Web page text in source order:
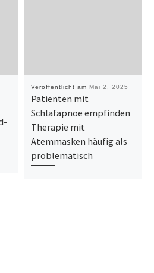
Veröffentlicht am Mai 2, 2025
Patienten mit
Schlafapnoe empfinden
Therapie mit
Atemmasken häufig als
problematisch